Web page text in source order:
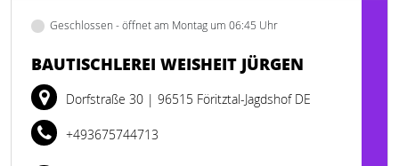
Geschlossen - öffnet am Montag um 06:45 Uhr
BAUTISCHLEREI WEISHEIT JÜRGEN
Dorfstraße 30 | 96515 Föritztal-Jagdshof DE
+493675744713